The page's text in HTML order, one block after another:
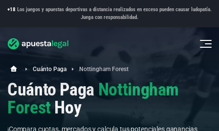
+18 Los juegos y apuestas deportivas a distancia realizados en exceso pueden causar ludopatía.
Juega con responsabilidad.
Cuánto Paga Nottingham Forest
Cuánto Paga Nottingham
ForestHoy
¡Compara cuotas, mercados y calcula tus potenciales ganancias